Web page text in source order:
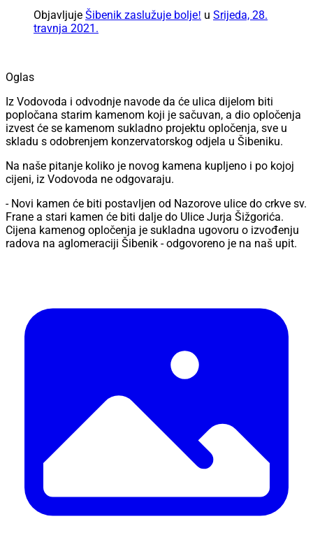
Objavljuje Šibenik zaslužuje boljeǃ u Srijeda, 28.
travnja 2021.
Oglas
Iz Vodovoda i odvodnje navode da će ulica dijelom biti
popločana starim kamenom koji je sačuvan, a dio opločenja
izvest će se kamenom sukladno projektu opločenja, sve u
skladu s odobrenjem konzervatorskog odjela u Šibeniku.
Na naše pitanje koliko je novog kamena kupljeno i po kojoj
cijeni, iz Vodovoda ne odgovaraju.
- Novi kamen će biti postavljen od Nazorove ulice do crkve sv.
Frane a stari kamen će biti dalje do Ulice Jurja Šižgorića.
Cijena kamenog opločenja je sukladna ugovoru o izvođenju
radova na aglomeraciji Šibenik - odgovoreno je na naš upit.